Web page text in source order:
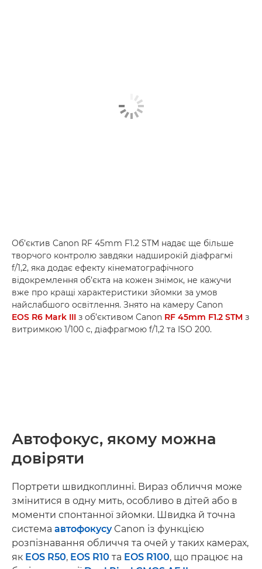
Об’єктив Canon RF 45mm F1.2 STM надає ще більше
творчого контролю завдяки надширокій діафрагмі
f/1,2, яка додає ефекту кінематографічного
відокремлення об’єкта на кожен знімок, не кажучи
вже про кращі характеристики зйомки за умов
найслабшого освітлення. Знято на камеру Canon
EOS R6 Mark III з об’єктивом Canon RF 45mm F1.2 STM з
витримкою 1/100 с, діафрагмою f/1,2 та ISO 200.
Автофокус, якому можна
довіряти
Портрети швидкоплинні. Вираз обличчя може
змінитися в одну мить, особливо в дітей або в
моменти спонтанної зйомки. Швидка й точна
система автофокусуCanon із функцією
розпізнавання обличчя та очей у таких камерах,
як EOS R50, EOS R10 та EOS R100, що працює на